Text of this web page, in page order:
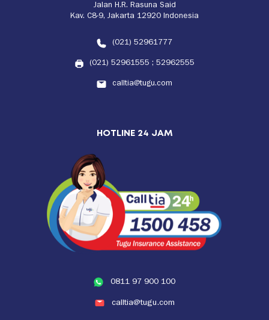
Jalan H.R. Rasuna Said
Kav. C8-9, Jakarta 12920 Indonesia
(021) 52961777
(021) 52961555 ; 52962555
calltia@tugu.com
HOTLINE 24 JAM
0811 97 900 100
calltia@tugu.com